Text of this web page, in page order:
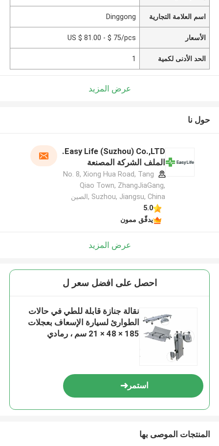
اسم العلامة التجارية Dinggong
الأسعار US $ 81.00 - $ 75/pcs
الحد الأدنى لكمية 1
عرض المزيد
حول نا
Easy Life (Suzhou) Co.,LTD.
الملف الشركة المصنعة
No. 8, Xiong Hua Road, Tang
Qiao Town, ZhangJiaGang,
Suzhou, Jiangsu, China ,الصين
5.0
يدقّق ممون
عرض المزيد
احصل على افضل سعر ل
نقالة جنازة قابلة للطي في حالات
الطوارئ لسيارة الإسعاف بعجلات
185 × 48 × 21 سم ، رمادي
استمر
المنتجات الموصى بها